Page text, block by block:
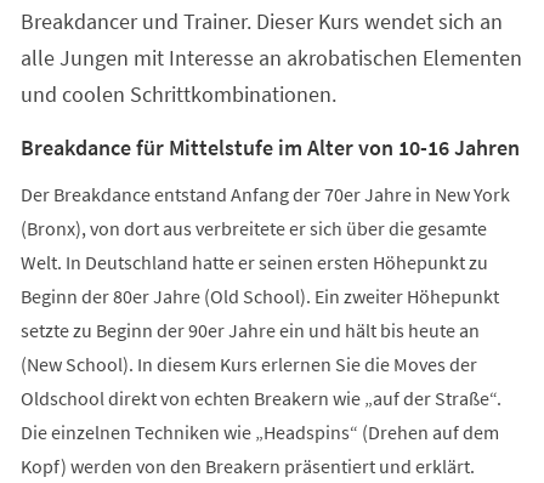
Breakdancer und Trainer. Dieser Kurs wendet sich an
alle Jungen mit Interesse an akrobatischen Elementen
und coolen Schrittkombinationen.
Breakdance für Mittelstufe im Alter von 10-16 Jahren
Der Breakdance entstand Anfang der 70er Jahre in New York
(Bronx), von dort aus verbreitete er sich über die gesamte
Welt. In Deutschland hatte er seinen ersten Höhepunkt zu
Beginn der 80er Jahre (Old School). Ein zweiter Höhepunkt
setzte zu Beginn der 90er Jahre ein und hält bis heute an
(New School). In diesem Kurs erlernen Sie die Moves der
Oldschool direkt von echten Breakern wie „auf der Straße“.
Die einzelnen Techniken wie „Headspins“ (Drehen auf dem
Kopf) werden von den Breakern präsentiert und erklärt.